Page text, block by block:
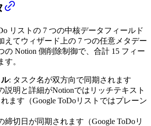
リストの 7 つの中核データフィールド
えてウィザード上の 7 つの任意メタデー
の Notion 側削除制御で、合計 15 フィー
す。
: タスク名が双方向で同期されます
説明と詳細がNotionではリッチテキスト
ます（Google ToDoリストではプレーン
締切日が同期されます（Google ToDoリ